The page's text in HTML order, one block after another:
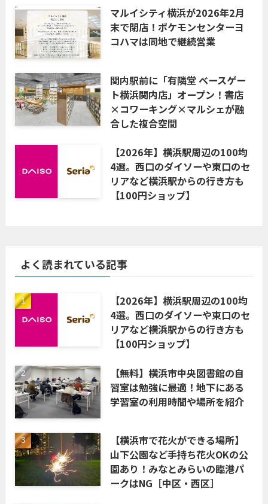
マルイシティ横浜が2026年2月
末で閉店！ポケモンセンターヨ
コハマは同地で継続営業
関内駅前に「有隣堂 ベースゲー
ト横浜関内店」オープン！書店
×コワーキング×マルシェが融
合した複合空間
【2026年】横浜駅周辺の100均
4選。西口のダイソーや東口のセ
リアなど横浜駅からの行き方も
【100円ショップ】
よく読まれている記事
【2026年】横浜駅周辺の100均
4選。西口のダイソーや東口のセ
リアなど横浜駅からの行き方も
【100円ショップ】
【無料】横浜市中央図書館の自
習室は勉強に最適！地下にある
学習室の利用時間や場所を紹介
【横浜市で花火ができる場所】
山下公園など手持ち花火OKの公
園あり！みなとみらいの臨港パ
ークはNG［中区・西区］